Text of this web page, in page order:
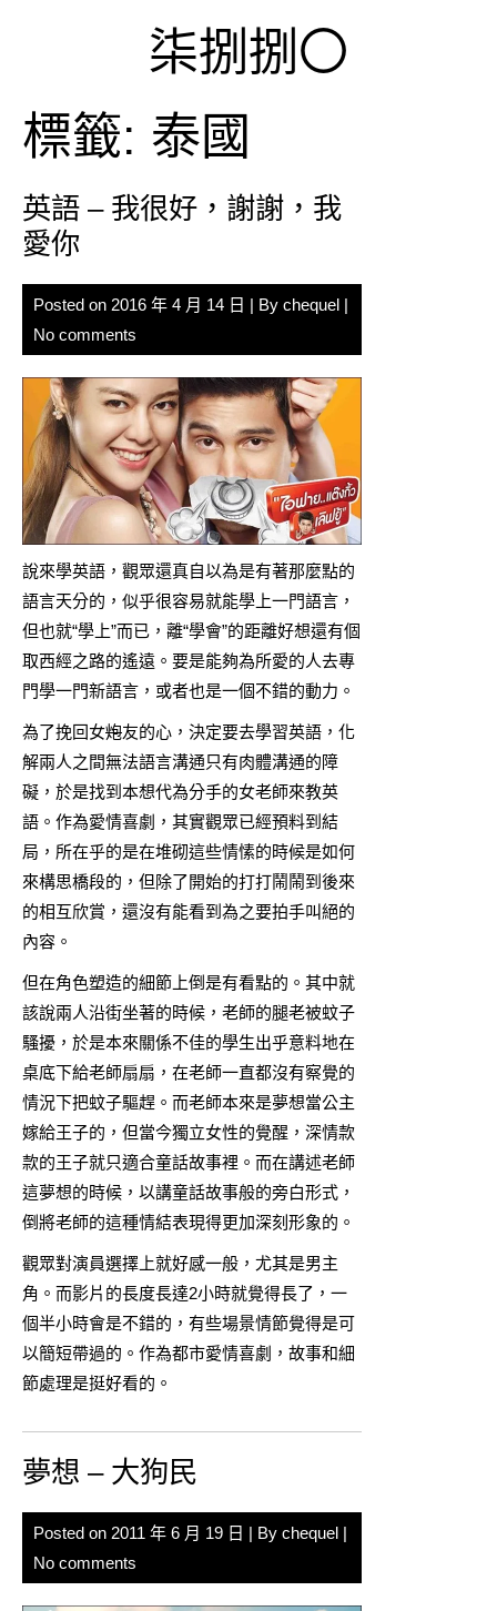
柒捌捌〇
標籤: 泰國
英語 – 我很好，謝謝，我
愛你
Posted on 2016 年 4 月 14 日 | By chequel |
No comments
說來學英語，觀眾還真自以為是有著那麼點的
語言天分的，似乎很容易就能學上一門語言，
但也就“學上”而已，離“學會”的距離好想還有個
取西經之路的遙遠。要是能夠為所愛的人去專
門學一門新語言，或者也是一個不錯的動力。
為了挽回女炮友的心，決定要去學習英語，化
解兩人之間無法語言溝通只有肉體溝通的障
礙，於是找到本想代為分手的女老師來教英
語。作為愛情喜劇，其實觀眾已經預料到結
局，所在乎的是在堆砌這些情愫的時候是如何
來構思橋段的，但除了開始的打打鬧鬧到後來
的相互欣賞，還沒有能看到為之要拍手叫絕的
內容。
但在角色塑造的細節上倒是有看點的。其中就
該說兩人沿街坐著的時候，老師的腿老被蚊子
騷擾，於是本來關係不佳的學生出乎意料地在
桌底下給老師扇扇，在老師一直都沒有察覺的
情況下把蚊子驅趕。而老師本來是夢想當公主
嫁給王子的，但當今獨立女性的覺醒，深情款
款的王子就只適合童話故事裡。而在講述老師
這夢想的時候，以講童話故事般的旁白形式，
倒將老師的這種情結表現得更加深刻形象的。
觀眾對演員選擇上就好感一般，尤其是男主
角。而影片的長度長達2小時就覺得長了，一
個半小時會是不錯的，有些場景情節覺得是可
以簡短帶過的。作為都市愛情喜劇，故事和細
節處理是挺好看的。
夢想 – 大狗民
Posted on 2011 年 6 月 19 日 | By chequel |
No comments